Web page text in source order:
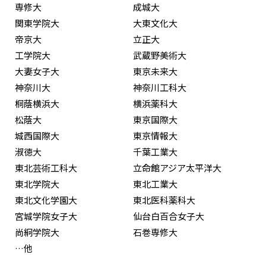
専修大
成城大
関東学院大
大東文化大
帝京大
立正大
工学院大
武蔵野美術大
大妻女子大
東京未来大
神奈川大
神奈川工科大
桐蔭横浜大
横浜薬科大
松蔭大
東京国際大
城西国際大
東京情報大
淑徳大
千葉工業大
東北芸術工科大
立命館アジア太平洋大
東北学院大
東北工業大
東北文化学園大
東北医科薬科大
宮城学院女子大
仙台白百合女子大
尚絅学院大
石巻専修大
…他